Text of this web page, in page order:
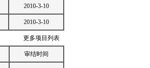
2010-3-10
2010-3-10
更多项目列表
审结时间